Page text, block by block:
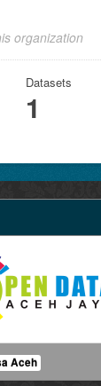
organization
Datasets
1
Aceh